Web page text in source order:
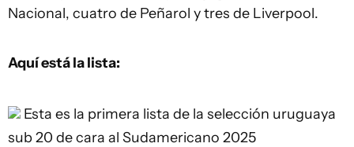
Nacional, cuatro de Peñarol y tres de Liverpool.
Aquí está la lista:
Esta es la primera lista de la selección uruguaya
sub 20 de cara al Sudamericano 2025